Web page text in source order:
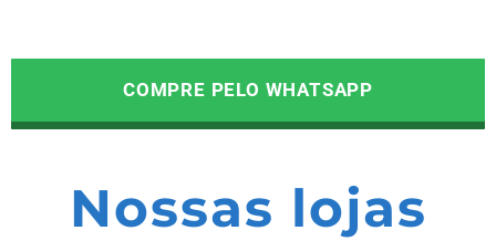
COMPRE PELO WHATSAPP
Nossas lojas